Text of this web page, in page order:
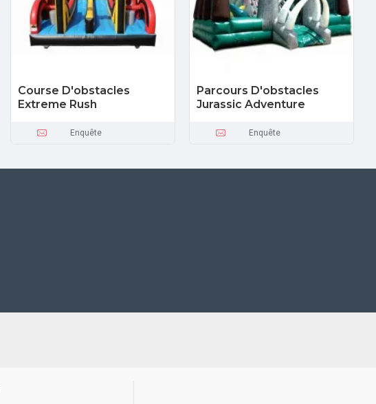
Course D'obstacles
Extreme Rush
Enquête
Parcours D'obstacles
Jurassic Adventure
Enquête